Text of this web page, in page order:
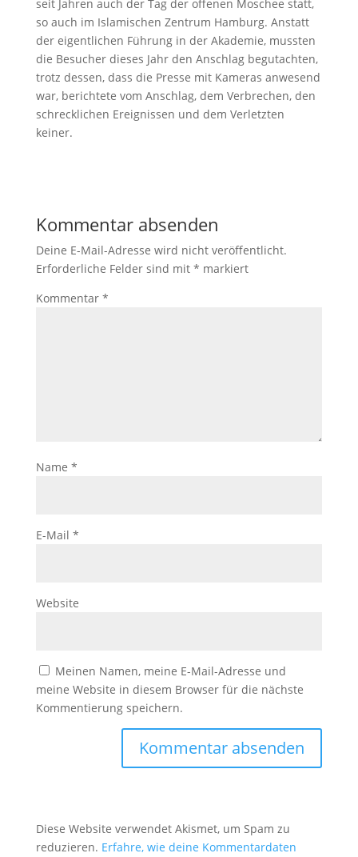
seit Jahren auch der Tag der offenen Moschee statt,
so auch im Islamischen Zentrum Hamburg. Anstatt
der eigentlichen Führung in der Akademie, mussten
die Besucher dieses Jahr den Anschlag begutachten,
trotz dessen, dass die Presse mit Kameras anwesend
war, berichtete vom Anschlag, dem Verbrechen, den
schrecklichen Ereignissen und dem Verletzten
keiner.
Kommentar absenden
Deine E-Mail-Adresse wird nicht veröffentlicht.
Erforderliche Felder sind mit * markiert
Kommentar *
Name *
E-Mail *
Website
Meinen Namen, meine E-Mail-Adresse und
meine Website in diesem Browser für die nächste
Kommentierung speichern.
Diese Website verwendet Akismet, um Spam zu
reduzieren. Erfahre, wie deine Kommentardaten